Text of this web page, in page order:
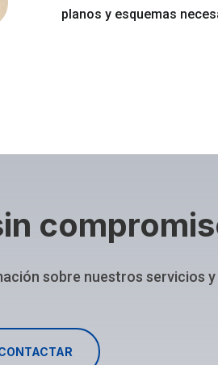
planos y esquemas
sobre nuestros servicios